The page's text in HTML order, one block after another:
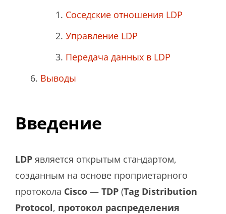
Соседские отношения LDP
Управление LDP
Передача данных в LDP
Выводы
Введение
LDP является открытым стандартом,
созданным на основе проприетарного
протокола Cisco — TDP (Tag Distribution
Protocol, протокол распределения